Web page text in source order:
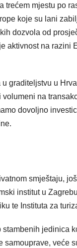
trećem mjestu po
koje su lani
dozvola od
aktivnost na razini
graditeljstvu u
na
dovoljno
smještaju,
institut u
te Instituta za
jedinica
veće